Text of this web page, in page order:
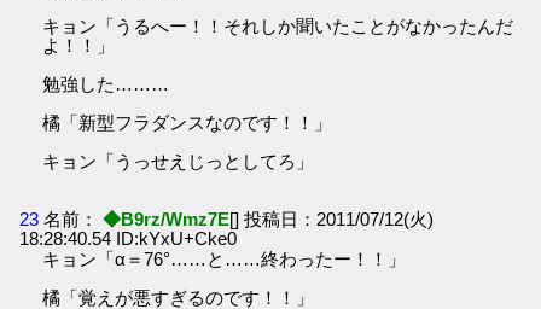
キョン「うるへー！！それしか聞いたことがなかったんだ
よ！！」
勉強した………
橘「新型フラダンスなのです！！」
キョン「うっせえじっとしてろ」
23 名前： ◆B9rz/Wmz7E[] 投稿日：2011/07/12(火)
18:28:40.54 ID:kYxU+Cke0
キョン「α＝76°……と……終わったー！！」
橘「覚えが悪すぎるのです！！」